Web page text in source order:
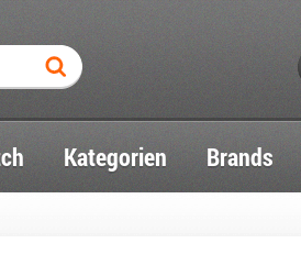
Kategorien Brands